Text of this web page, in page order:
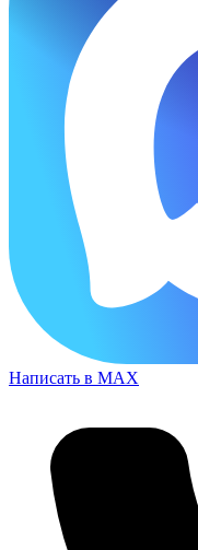
Написать в MAX